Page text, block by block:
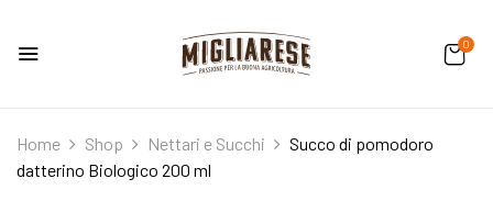
0
Home Shop Nettari e Succhi
Succo di pomodoro
datterino Biologico 200 ml